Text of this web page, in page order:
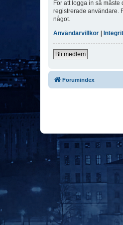
För att logga in så
registrerade användare.
något.
Användarvillkor |
Bli medlem
Forumindex